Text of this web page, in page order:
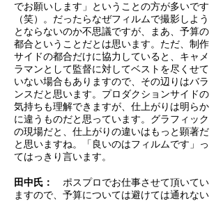
でお願いします」ということの方が多いです
（笑）。だったらなぜフィルムで撮影しよう
とならないのか不思議ですが、まあ、予算の
都合ということだとは思います。ただ、制作
サイドの都合だけに協力していると、キャメ
ラマンとして監督に対してベストを尽くせて
いない場合もありますので、その辺りはバラ
ンスだと思います。プロダクションサイドの
気持ちも理解できますが、仕上がりは明らか
に違うものだと思っています。グラフィック
の現場だと、仕上がりの違いはもっと顕著だ
と思いますね。「良いのはフィルムです」っ
てはっきり言います。
田中氏：
ポスプロでお仕事させて頂いてい
ますので、予算については避けては通れない